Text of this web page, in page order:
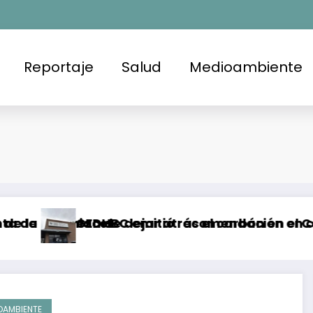
Reportaje Salud Medioambiente
de dejar atrás el carbón en el Cesar,
CEDHBC emitió recomendación en contra